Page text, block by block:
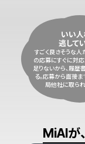
いい
逃して
すごく良さそうな人
の応募にすぐに対応
足りないから、履歴
る。応募から面接ま
局他社に取られ
MiAIが